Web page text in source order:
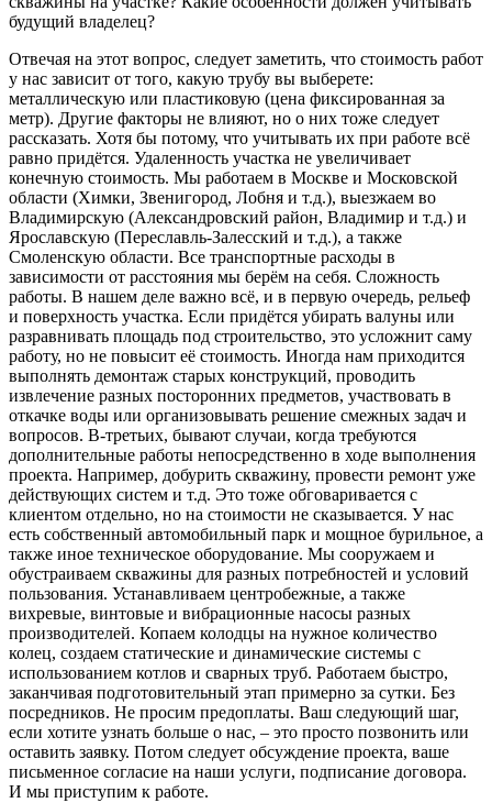
будущий владелец?
Отвечая на этот вопрос, следует заметить, что стоимость работ
у нас зависит от того, какую трубу вы выберете:
металлическую или пластиковую (цена фиксированная за
метр). Другие факторы не влияют, но о них тоже следует
рассказать. Хотя бы потому, что учитывать их при работе всё
равно придётся. Удаленность участка не увеличивает
конечную стоимость. Мы работаем в Москве и Московской
области (Химки, Звенигород, Лобня и т.д.), выезжаем во
Владимирскую (Александровский район, Владимир и т.д.) и
Ярославскую (Переславль-Залесский и т.д.), а также
Смоленскую области. Все транспортные расходы в
зависимости от расстояния мы берём на себя. Сложность
работы. В нашем деле важно всё, и в первую очередь, рельеф
и поверхность участка. Если придётся убирать валуны или
разравнивать площадь под строительство, это усложнит саму
работу, но не повысит её стоимость. Иногда нам приходится
выполнять демонтаж старых конструкций, проводить
извлечение разных посторонних предметов, участвовать в
откачке воды или организовывать решение смежных задач и
вопросов. В-третьих, бывают случаи, когда требуются
дополнительные работы непосредственно в ходе выполнения
проекта. Например, добурить скважину, провести ремонт уже
действующих систем и т.д. Это тоже обговаривается с
клиентом отдельно, но на стоимости не сказывается. У нас
есть собственный автомобильный парк и мощное бурильное, а
также иное техническое оборудование. Мы сооружаем и
обустраиваем скважины для разных потребностей и условий
пользования. Устанавливаем центробежные, а также
вихревые, винтовые и вибрационные насосы разных
производителей. Копаем колодцы на нужное количество
колец, создаем статические и динамические системы с
использованием котлов и сварных труб. Работаем быстро,
заканчивая подготовительный этап примерно за сутки. Без
посредников. Не просим предоплаты. Ваш следующий шаг,
если хотите узнать больше о нас, – это просто позвонить или
оставить заявку. Потом следует обсуждение проекта, ваше
письменное согласие на наши услуги, подписание договора.
И мы приступим к работе.